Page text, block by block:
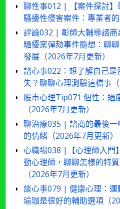
聊性事012 | 【案件探討
騷擾性侵害案件：專業者
評論032 | 彰師大輔導諮
騷擾案彈劾事件隨想：聊
發展（2026年7月更新）
諮心事022：想了解自己
失？聊聊心理測驗這檔事（
股市心理Tip071 個性：過
（2026年7月更新）
聊治療035 | 諮商的最後
的情緒（2026年7月更新）
心職場038 |【心理師入門
動心理師，聊聊怎樣的特
（2026年7月更新）
談心事079 | 健康心理：
瑜珈是很好的輔助選項（